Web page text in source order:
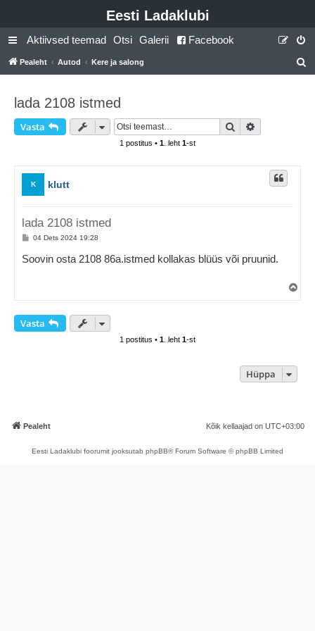
Eesti Ladaklubi
Aktiivsed teemad Otsi Galerii Facebook
Pealeht Autod Kere ja salong
t
lada 2108 istmed
Vasta Otsi
1 postitus • 1 . leht 1-st
K klutt
lada 2108 istmed
P
t
04 Dets 2024 19:28
Soovin osta 2108 86a.istmed kollakas blüüs või pruunid.
Vasta
1 postitus • 1 . leht 1-st
Hüppa
Pealeht Kõik kellaajad on UTC+03:00
Eesti Ladaklubi foorumit jooksutab phpBB® Forum Software © phpBB Limited